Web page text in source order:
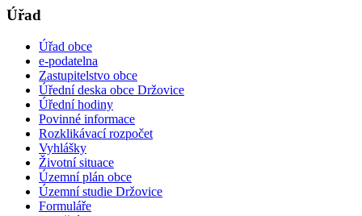
Úřad
Úřad obce
e-podatelna
Zastupitelstvo obce
Úřední deska obce Držovice
Úřední hodiny
Povinné informace
Rozklikávací rozpočet
Vyhlášky
Životní situace
Územní plán obce
Územní studie Držovice
Formuláře